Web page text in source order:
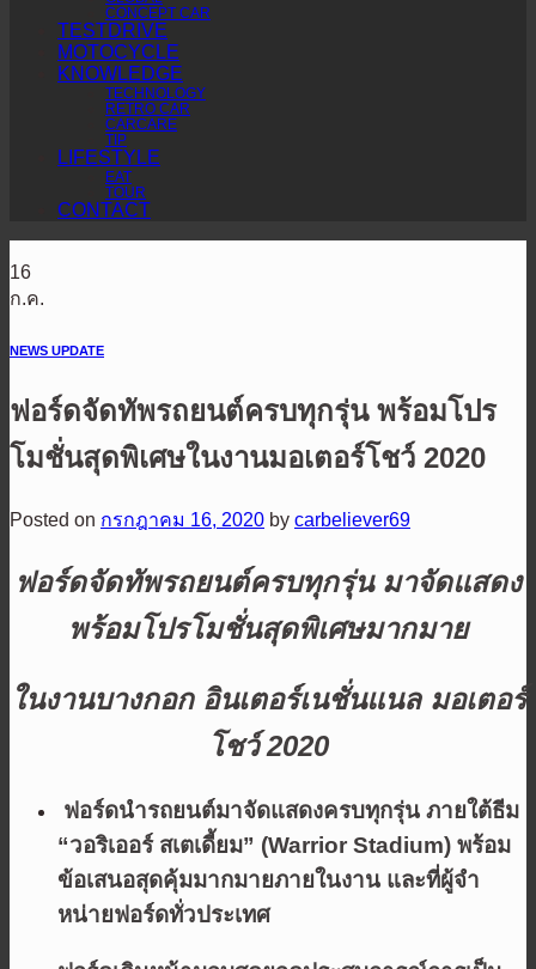
CONCEPT CAR
TESTDRIVE
MOTOCYCLE
KNOWLEDGE
TECHNOLOGY
RETRO CAR
CARCARE
TIP
LIFESTYLE
EAT
TOUR
CONTACT
16
ก.ค.
NEWS UPDATE
ฟอร์ดจัดทัพรถยนต์ครบทุกรุ่น พร้อมโปร
โมชั่นสุดพิเศษในงานมอเตอร์โชว์ 2020
Posted on กรกฎาคม 16, 2020 by carbeliever69
ฟอร์ดจัดทัพรถยนต์ครบทุกรุ่น มาจัดแสดง
พร้อมโปรโมชั่นสุดพิเศษมากมาย
ในงานบางกอก อินเตอร์เนชั่นแนล มอเตอร์
โชว์ 2020
ฟอร์ดนำรถยนต์มาจัดแสดงครบทุกรุ่น ภายใต้ธีม
“วอริเออร์ สเตเดี้ยม” (Warrior Stadium) พร้อม
ข้อเสนอสุดคุ้มมากมายภายในงาน และที่ผู้จำ
หน่ายฟอร์ดทั่วประเทศ